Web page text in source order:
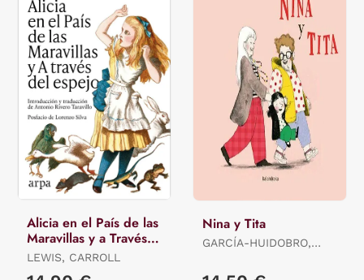
Alicia en el País de las
Maravillas y a Través
del Espejo
LEWIS, CARROLL
Nina y Tita
GARCÍA-HUIDOBRO,